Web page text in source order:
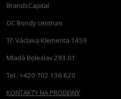
BrandsCapital
OC Bondy centrum
Tř. Václava Klementa 1459
Mladá Boleslav 293 01
Tel.: +420 702 136 620
KONTAKTY NA PRODEJNY